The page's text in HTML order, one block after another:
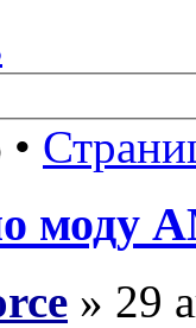
моду
» 29